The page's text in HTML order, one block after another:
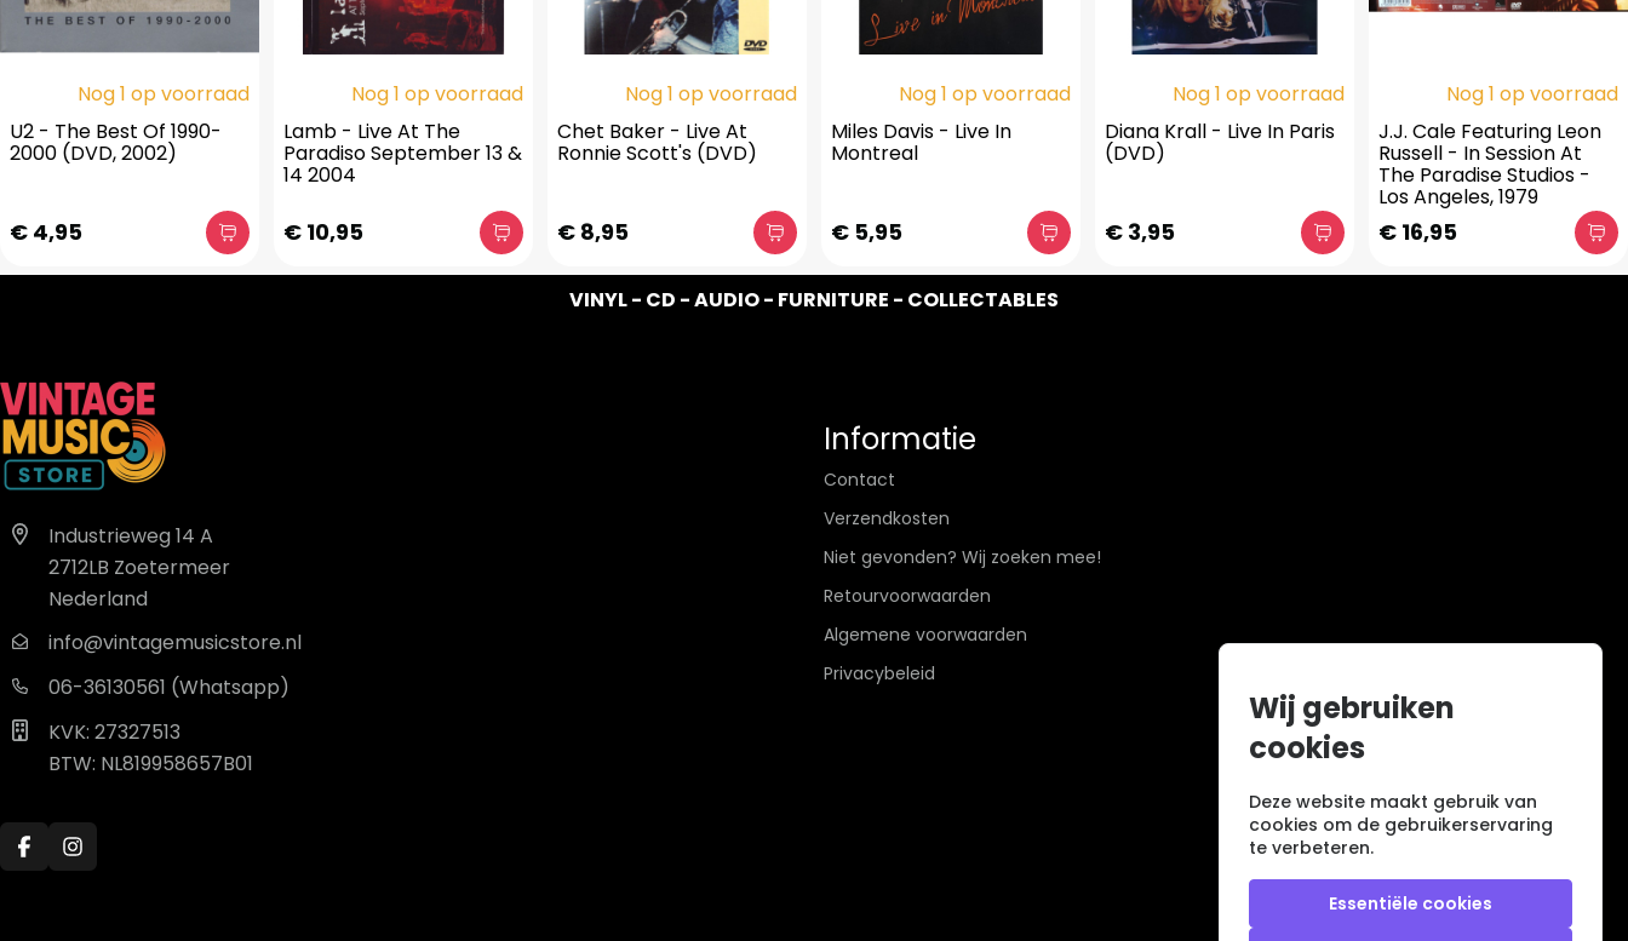
Nog 1 op voorraad
U2 - The Best Of 1990-
2000 (DVD, 2002)
€ 4,95
Nog 1 op voorraad
Lamb - Live At The
Paradiso September 13 &
14 2004
€ 10,95
Nog 1 op voorraad
Chet Baker - Live At
Ronnie Scott's (DVD)
€ 8,95
Nog 1 op voorraad
Miles Davis - Live In
Montreal
€ 5,95
Nog 1 op voorraad
Diana Krall - Live In Paris
(DVD)
€ 3,95
Nog 1 op voorraad
J.J. Cale Featuring Leon
Russell - In Session At
The Paradise Studios -
Los Angeles, 1979
€ 16,95
VINYL - CD - AUDIO - FURNITURE - COLLECTABLES
Industrieweg 14 A
2712LB Zoetermeer
Nederland
info@vintagemusicstore.nl
06-36130561 (Whatsapp)
KVK: 27327513
BTW: NL819958657B01
Informatie
Contact
Verzendkosten
Niet gevonden? Wij zoeken mee!
Retourvoorwaarden
Algemene voorwaarden
Privacybeleid
Wij gebruiken
cookies
Deze website maakt gebruik van
cookies om de gebruikerservaring
te verbeteren.
Essentiële cookies